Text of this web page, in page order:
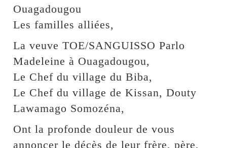
Ouagadougou
Les familles alliées,
La veuve TOE/SANGUISSO Parlo
Madeleine à Ouagadougou,
Le Chef du village du Biba,
Le Chef du village de Kissan, Douty
Lawamago Somozéna,
Ont la profonde douleur de vous
annoncer le décès de leur frère, père,